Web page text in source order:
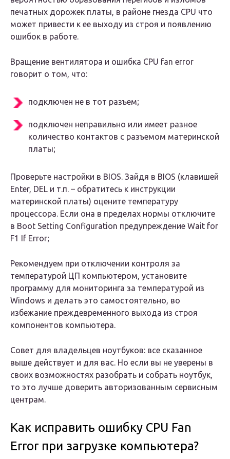
печатных дорожек платы, в районе гнезда CPU что
может привести к ее выходу из строя и появлению
ошибок в работе.
Вращение вентилятора и ошибка CPU fan error
говорит о том, что:
подключен не в тот разъем;
подключен неправильно или имеет разное
количество контактов с разъемом материнской
платы;
Проверьте настройки в BIOS. Зайдя в BIOS (клавишей
Enter, DEL и т.п. – обратитесь к инструкции
материнской платы) оцените температуру
процессора. Если она в пределах нормы отключите
в Boot Setting Configuration предупреждение Wait for
F1 If Error;
Рекомендуем при отключении контроля за
температурой ЦП компьютером, установите
программу для мониторинга за температурой из
Windows и делать это самостоятельно, во
избежание преждевременного выхода из строя
компонентов компьютера.
Совет для владельцев ноутбуков: все сказанное
выше действует и для вас. Но если вы не уверены в
своих возможностях разобрать и собрать ноутбук,
то это лучше доверить авторизованным сервисным
центрам.
Как исправить ошибку CPU Fan
Error при загрузке компьютера?